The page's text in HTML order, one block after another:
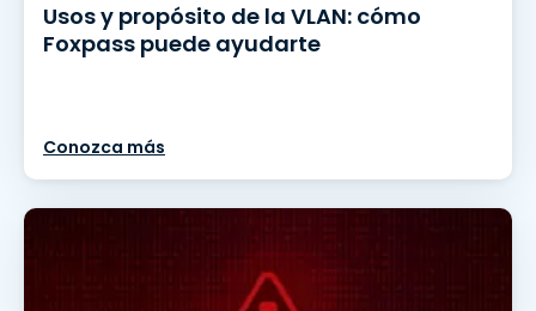
Usos y propósito de la VLAN: cómo
Foxpass puede ayudarte
Conozca más